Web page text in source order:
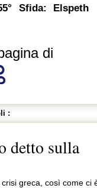
Sfida: Elspeth
di
:
detto sulla
greca, così come ci